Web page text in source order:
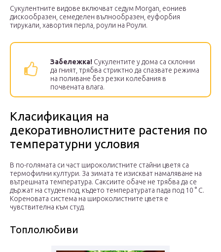
Сукулентните видове включват седум Morgan, еониев
дискообразен, семеделен вълнообразен, еуфорбия
тирукали, хавортия перла, роули на Роули.
Забележка! Сукулентите у дома са склонни
да гният, трябва стриктно да спазвате режима
на поливане без резки колебания в
почвената влага.
Класификация на
декоративнолистните растения по
температурни условия
В по-голямата си част широколистните стайни цветя са
термофилни култури. За зимата те изискват намаляване на
вътрешната температура. Саксиите обаче не трябва да се
държат на студен под, където температурата пада под 10 ° C.
Кореновата система на широколистните цветя е
чувствителна към студ.
Топлолюбиви